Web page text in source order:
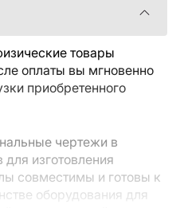
перед покупкой. Если у
товары
оплаты вы мгновенно
приобретенного
чертежи в
изготовления
совместимы и готовы к
оборудования для